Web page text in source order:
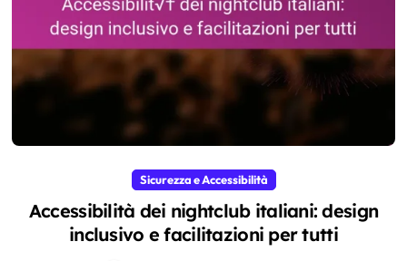
Sicurezza e Accessibilità
Accessibilità dei nightclub italiani: design
inclusivo e facilitazioni per tutti